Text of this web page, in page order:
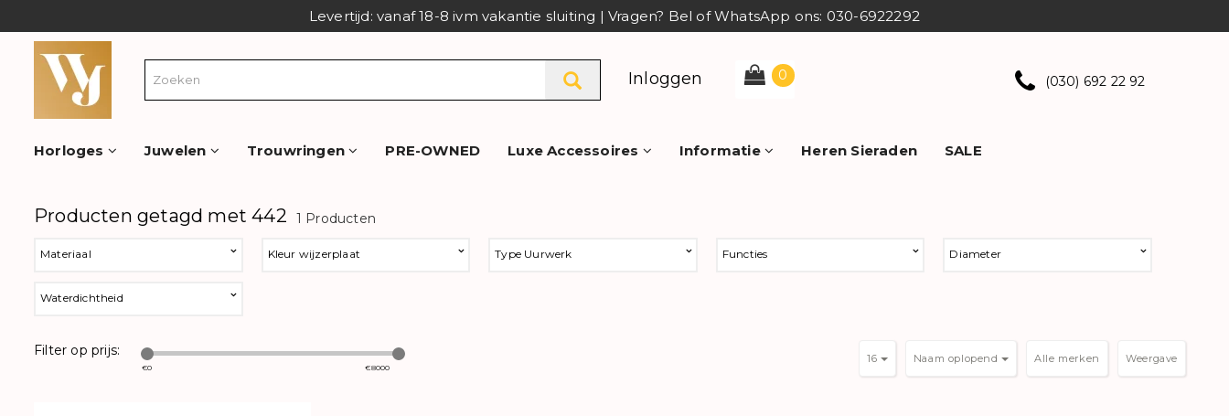
Levertijd: vanaf 18-8 ivm vakantie sluiting | Vragen? Bel of WhatsApp ons: 030-6922292
Inloggen 0 (030) 692 22 92
Horloges Juwelen Trouwringen PRE-OWNED Luxe Accessoires Informatie Heren Sieraden SALE
Producten getagd met 442 1 Producten
Materiaal Kleur wijzerplaat Type Uurwerk Functies Diameter
Waterdichtheid
Filter op prijs:
€0 €8000
Weergave
Naam oplopend
16